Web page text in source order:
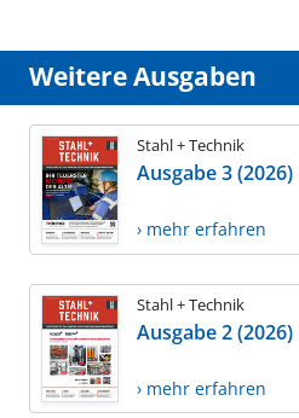
Weitere Ausgaben
Stahl + Technik
Ausgabe 3 (2026)
› mehr erfahren
Stahl + Technik
Ausgabe 2 (2026)
› mehr erfahren